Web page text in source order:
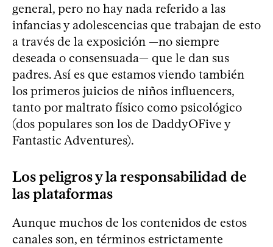
general, pero no hay nada referido a las
infancias y adolescencias que trabajan de esto
a través de la exposición —no siempre
deseada o consensuada— que le dan sus
padres. Así es que estamos viendo también
los primeros juicios de niños influencers,
tanto por maltrato físico como psicológico
(dos populares son los de DaddyOFive y
Fantastic Adventures).
Los peligros y la responsabilidad de
las plataformas
Aunque muchos de los contenidos de estos
canales son, en términos estrictamente